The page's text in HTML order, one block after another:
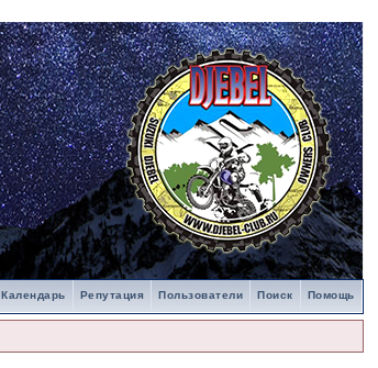
Помощь
Поиск
Пользователи
Репутация
Календарь